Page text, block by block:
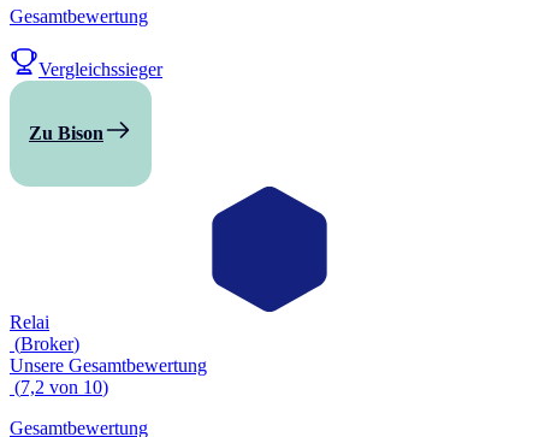
Gesamtbewertung
Vergleichssieger
Zu Bison
Relai
(Broker)
Unsere Gesamtbewertung
(7,2 von 10)
Gesamtbewertung